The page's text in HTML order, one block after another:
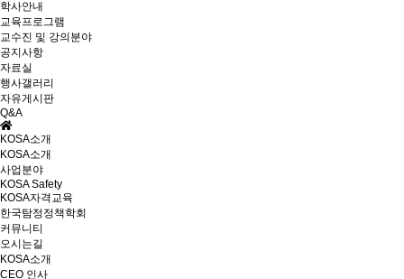
학사안내
교육프로그램
교수진 및 강의분야
공지사항
자료실
행사갤러리
자유게시판
Q&A
KOSA소개
KOSA소개
사업분야
KOSA Safety
KOSA자격교육
한국탐정정책학회
커뮤니티
오시는길
KOSA소개
CEO 인사